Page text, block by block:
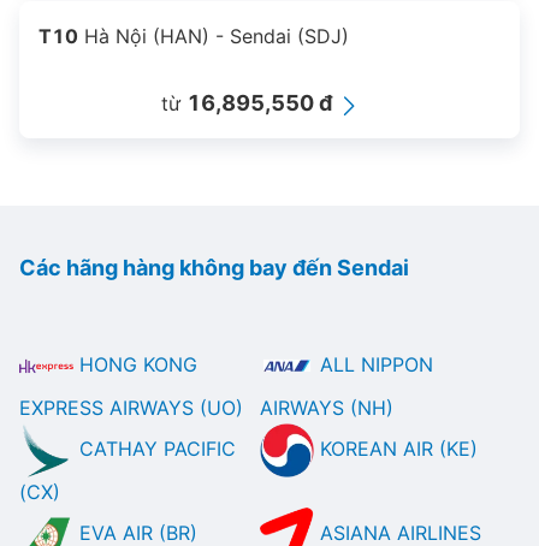
T10 Hà Nội (HAN) - Sendai (SDJ)
từ 16,895,550 đ
Các hãng hàng không bay đến Sendai
HONG KONG
EXPRESS AIRWAYS (UO)
ALL NIPPON
AIRWAYS (NH)
CATHAY PACIFIC
(CX)
KOREAN AIR (KE)
EVA AIR (BR)
ASIANA AIRLINES